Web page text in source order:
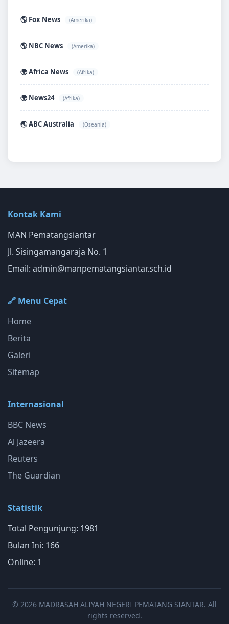
🌎 Fox News (Amerika)
🌎 NBC News (Amerika)
🌍 Africa News (Afrika)
🌍 News24 (Afrika)
🌏 ABC Australia (Oseania)
Kontak Kami
MAN Pematangsiantar
Jl. Sisingamangaraja No. 1
Email: admin@manpematangsiantar.sch.id
🔗 Menu Cepat
Home
Berita
Galeri
Sitemap
Internasional
BBC News
Al Jazeera
Reuters
The Guardian
Statistik
Total Pengunjung: 1981
Bulan Ini: 166
Online: 1
© 2026 MADRASAH ALIYAH NEGERI PEMATANG SIANTAR. All
rights reserved.